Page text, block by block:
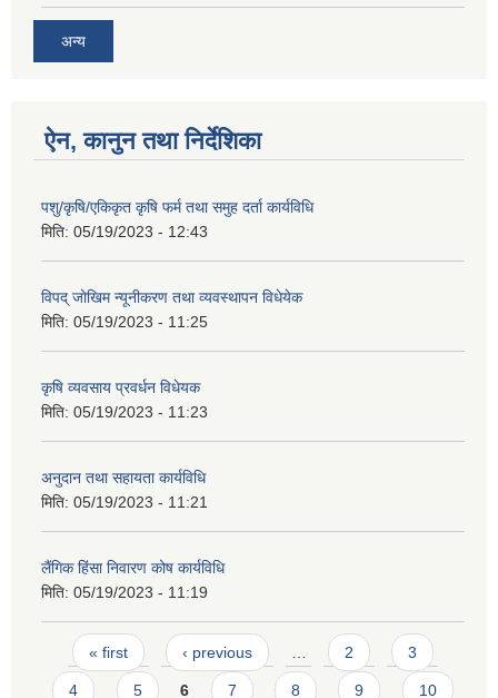
अन्य
ऐन, कानुन तथा निर्देशिका
पशु/कृषि/एकिकृत कृषि फर्म तथा समुह दर्ता कार्यविधि
मिति: 05/19/2023 - 12:43
विपद् जोखिम न्यूनीकरण तथा व्यवस्थापन विधेयेक
मिति: 05/19/2023 - 11:25
कृषि व्यवसाय प्रवर्धन विधेयक
मिति: 05/19/2023 - 11:23
अनुदान तथा सहायता कार्यविधि
मिति: 05/19/2023 - 11:21
लैंगिक हिंसा निवारण कोष कार्यविधि
मिति: 05/19/2023 - 11:19
Pages
« first ‹ previous … 2 3
4 5 6 7 8 9 10